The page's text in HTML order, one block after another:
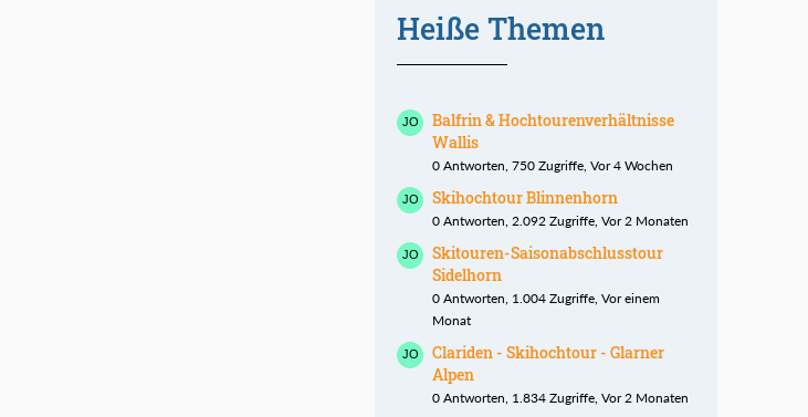
Heiße Themen
Balfrin & Hochtourenverhältnisse
Wallis
0 Antworten, 750 Zugriffe, Vor 4 Wochen
Skihochtour Blinnenhorn
0 Antworten, 2.092 Zugriffe, Vor 2 Monaten
Skitouren-Saisonabschlusstour
Sidelhorn
0 Antworten, 1.004 Zugriffe, Vor einem
Monat
Clariden - Skihochtour - Glarner
Alpen
0 Antworten, 1.834 Zugriffe, Vor 2 Monaten